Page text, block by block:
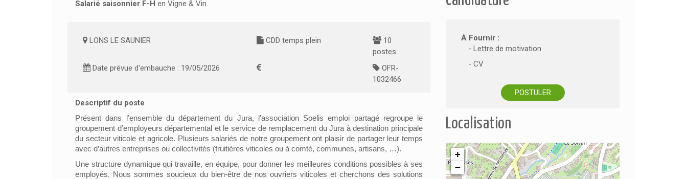
Salarié saisonnier F-H en Vigne & Vin
LONS LE SAUNIER CDD temps plein
10
postes
Date prévue d'embauche : 19/05/2026
OFR-
1032466
Descriptif du poste
Présent dans l’ensemble du département du Jura, l’association Soelis emploi partagé regroupe le
groupement d’employeurs départemental et le service de remplacement du Jura à destination principale
du secteur viticole et agricole. Plusieurs salariés de notre groupement ont plaisir de partager leur temps
avec d’autres entreprises ou collectivités (fruitières viticoles ou à comté, communes, artisans, …).
Une structure dynamique qui travaille, en équipe, pour donner les meilleures conditions possibles à ses
employés. Nous sommes soucieux du bien-être de nos ouvriers viticoles et cherchons des solutions
À Fournir :
- Lettre de motivation
- CV
POSTULER
Localisation
+
−